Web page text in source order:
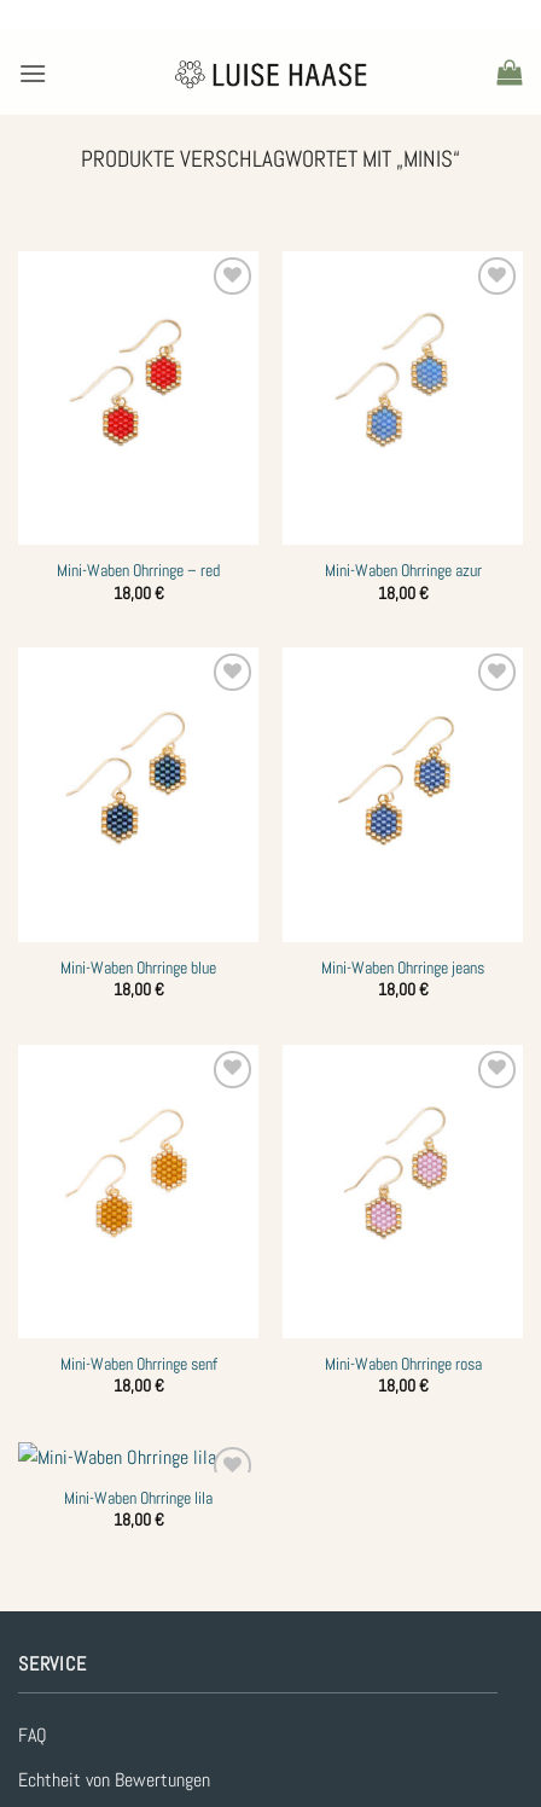
springen
PRODUKTE VERSCHLAGWORTET MIT „MINIS“
Wunschliste
Mini-Waben Ohrringe – red
18,00€
Wunschliste
Mini-Waben Ohrringe azur
18,00€
Wunschliste
Mini-Waben Ohrringe blue
18,00€
Wunschliste
hinzufügen
Mini-Waben Ohrringe jeans
18,00€
Wunschliste
Mini-Waben Ohrringe senf
18,00€
Wunschliste
Mini-Waben Ohrringe rosa
18,00€
Zur
Mini-Waben Ohrringe lila
18,00€
SERVICE
FAQ
Echtheit von Bewertungen